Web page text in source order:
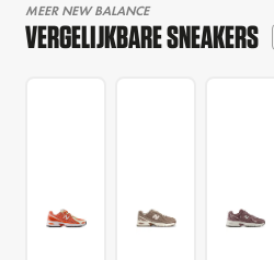
MEER NEW BALANCE
VERGELIJKBARE SNEAKERS